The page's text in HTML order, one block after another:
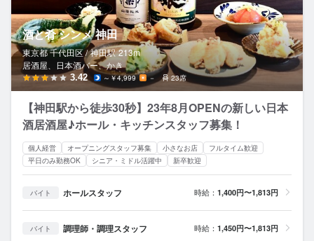
酒と肴 シンメ 神田
東京都 千代田区 / 神田駅 213m
居酒屋、日本酒バー、かき
3.42 ～￥4,999 － 23席
【神田駅から徒歩30秒】23年8月OPENの新しい日本
酒居酒屋♪ホール・キッチンスタッフ募集！
個人経営 オープニングスタッフ募集 小さなお店
フルタイム歓迎
平日のみ勤務OK
シニア・ミドル活躍中 新卒歓迎
バイト ホールスタッフ 時給： 1,400円〜1,813円
バイト 調理師・調理スタッフ 時給： 1,450円〜1,813円